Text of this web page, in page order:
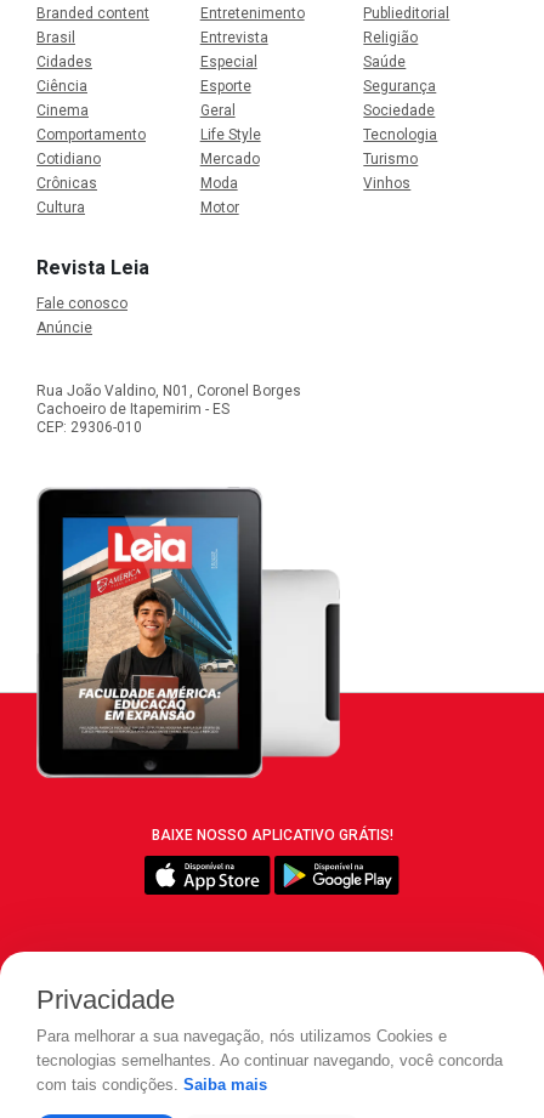
Branded content
Brasil
Cidades
Ciência
Cinema
Comportamento
Cotidiano
Crônicas
Cultura
Entretenimento
Entrevista
Especial
Esporte
Geral
Life Style
Mercado
Moda
Motor
Publieditorial
Religião
Saúde
Segurança
Sociedade
Tecnologia
Turismo
Vinhos
Revista Leia
Fale conosco
Anúncie
Rua João Valdino, N01, Coronel Borges
Cachoeiro de Itapemirim - ES
CEP: 29306-010
BAIXE NOSSO APLICATIVO GRÁTIS!
Privacidade
Para melhorar a sua navegação, nós utilizamos Cookies e
tecnologias semelhantes. Ao continuar navegando, você concorda
com tais condições. Saiba mais